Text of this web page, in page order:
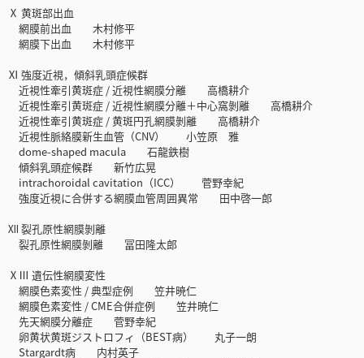
Ⅹ 黄斑部出血
網膜前出血 木村修平
網膜下出血 木村修平
Ⅺ 強度近視，傾斜乳頭症候群
近視性牽引黄斑症 / 近視性網膜分離 高橋耕介
近視性牽引黄斑症 / 近視性網膜分離＋中心窩剝離 高橋耕介
近視性牽引黄斑症 / 黄斑円孔網膜剝離 高橋耕介
近視性脈絡膜新生血管（CNV） 小笠原 雅
dome-shaped macula 石龍鉄樹
傾斜乳頭症候群 新竹広晃
intrachoroidal cavitation（ICC） 菅野幸紀
強度近視に合併する網膜血管周囲異常 田中啓一郎
Ⅻ 裂孔原性網膜剝離
裂孔原性網膜剝離 冨田隆太郎
ⅩⅢ 遺伝性網膜変性
網膜色素変性 / 典型症例 笠井暁仁
網膜色素変性 / CME合併症例 笠井暁仁
先天網膜分離症 菅野幸紀
卵黄状黄斑ジストロフィ（BEST病） 丸子一朗
Stargardt病 内村英子